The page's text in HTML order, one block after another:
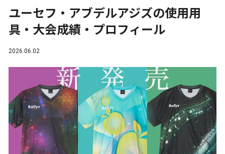
ユーセフ・アブデルアジズの使用用
具・大会成績・プロフィール
2026.06.02